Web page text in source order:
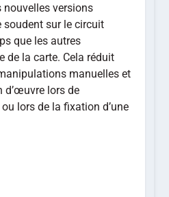
nouvelles versions
soudent sur le circuit
que les autres
de la carte. Cela réduit
manuelles et
d’œuvre lors de
lors de la fixation d’une